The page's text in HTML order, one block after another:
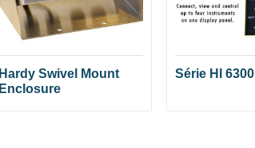
Hardy Swivel Mount
Enclosure
Série HI 6300